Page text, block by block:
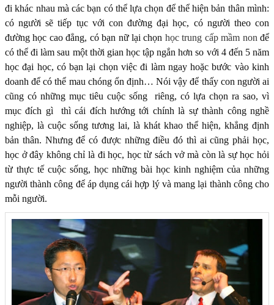
đi khác nhau mà các bạn có thể lựa chọn để thể hiện bản thân mình:
có người sẽ tiếp tục với con đường đại học, có người theo con
đường học cao đẳng, có bạn nữ lại chọn học trung cấp mầm non để
có thể đi làm sau một thời gian học tập ngắn hơn so với 4 đến 5 năm
học đại học, có bạn lại chọn việc đi làm ngay hoặc bước vào kinh
doanh để có thể mau chóng ổn định… Nói vậy để thấy con người ai
cũng có những mục tiêu cuộc sống riêng, có lựa chọn ra sao, vì
mục đích gì thì cái đích hướng tới chính là sự thành công nghề
nghiệp, là cuộc sống tương lai, là khát khao thể hiện, khẳng định
bản thân. Nhưng để có được những điều đó thì ai cũng phải học,
học ở đây không chỉ là đi học, học từ sách vở mà còn là sự học hỏi
từ thực tế cuộc sống, học những bài học kinh nghiệm của những
người thành công để áp dụng cái hợp lý và mang lại thành công cho
mỗi người.